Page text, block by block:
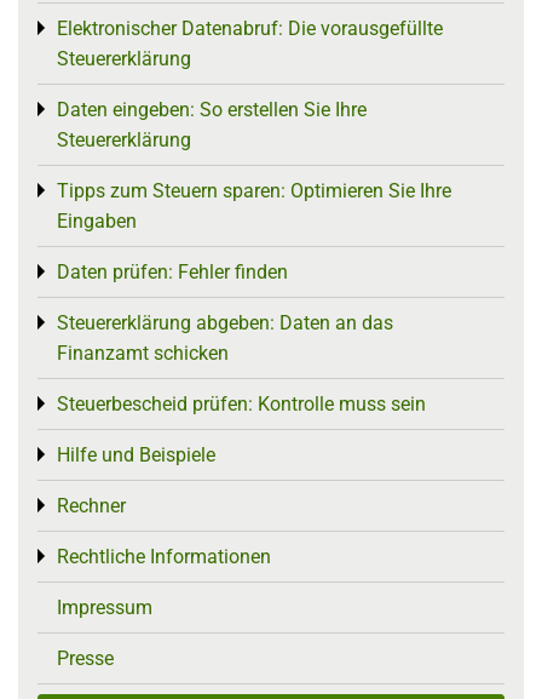
Elektronischer Datenabruf: Die vorausgefüllte
Steuererklärung
Toggle menu
Daten eingeben: So erstellen Sie Ihre
Steuererklärung
Toggle menu
Tipps zum Steuern sparen: Optimieren Sie Ihre
Eingaben
Toggle menu
Daten prüfen: Fehler finden
Toggle menu
Steuererklärung abgeben: Daten an das
Finanzamt schicken
Toggle menu
Steuerbescheid prüfen: Kontrolle muss sein
Toggle menu
Hilfe und Beispiele
Toggle menu
Rechner
Toggle menu
Rechtliche Informationen
Toggle menu
Impressum
Presse